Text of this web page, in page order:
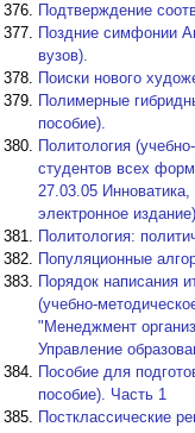
Подтверждение
Поздние симфонии
вузов).
Поиски нового
Полимерные
пособие).
Политология
студентов всех
27.03.05
электронное
Политология:
Популяционные
Порядок написания
(учебно-
"Менеджмент
Управление
Пособие для
пособие). Часть 1
Постклассические